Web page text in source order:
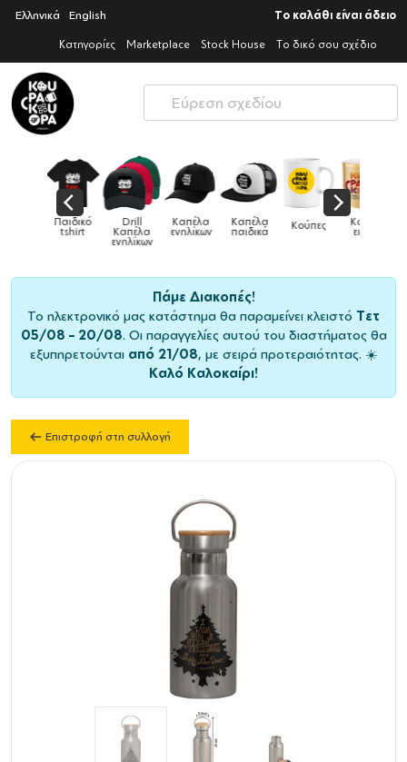
Ελληνικά English Το καλάθι είναι άδειο
Κατηγορίες Marketplace Stock House Το δικό σου σχέδιο
Drill
Καπέλα
Καπέλα
ενηλίκων
Καπέλα
παιδικά Κούπες Κούπες
ειδικές
Κούπες
χρωματιστές
Πάμε Διακοπές!
Το ηλεκτρονικό μας κατάστημα θα παραμείνει κλειστό Τετ
05/08 – 20/08. Οι παραγγελίες αυτού του διαστήματος θα
εξυπηρετούνται από 21/08, με σειρά προτεραιότητας. ☀️
Καλό Καλοκαίρι!
Επιστροφή στη συλλογή